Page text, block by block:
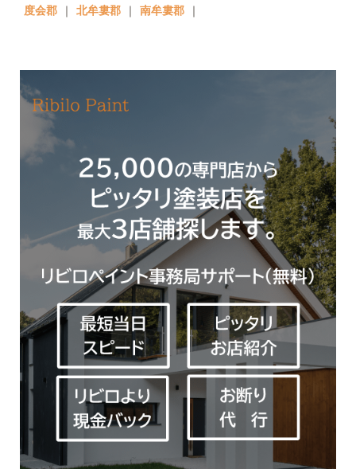
度会郡 ｜ 北牟婁郡 ｜ 南牟婁郡 ｜